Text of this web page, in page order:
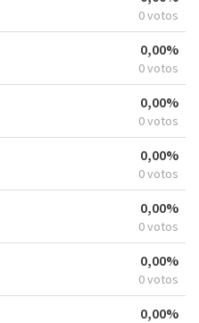
0 votos
0,00%
0 votos
0,00%
0 votos
0,00%
0 votos
0,00%
0 votos
0,00%
0 votos
0,00%